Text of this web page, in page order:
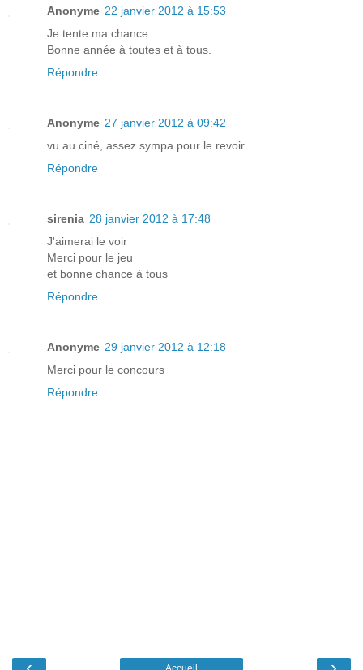
Anonyme 22 janvier 2012 à 15:53
Je tente ma chance.
Bonne année à toutes et à tous.
Répondre
Anonyme 27 janvier 2012 à 09:42
vu au ciné, assez sympa pour le revoir
Répondre
sirenia 28 janvier 2012 à 17:48
J'aimerai le voir
Merci pour le jeu
et bonne chance à tous
Répondre
Anonyme 29 janvier 2012 à 12:18
Merci pour le concours
Répondre